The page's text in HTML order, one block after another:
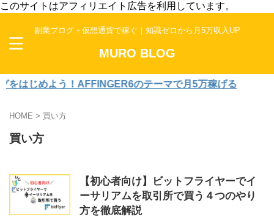
このサイトはアフィリエイト広告を利用しています。
副業ブログ＋仮想通貨で稼ぐ｜知識ゼロから月5万収入UP
MURO BLOG
はじめよう！AFFINGER6のテーマで月5万稼げる
HOME > 買い方
買い方
【初心者向け】ビットフライヤーでイ
ーサリアムを取引所で買う４つのやり
方を徹底解説